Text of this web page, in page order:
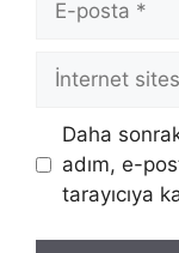
posta
İnternet
sitesi
Daha
adım, e-
tarayıcıya